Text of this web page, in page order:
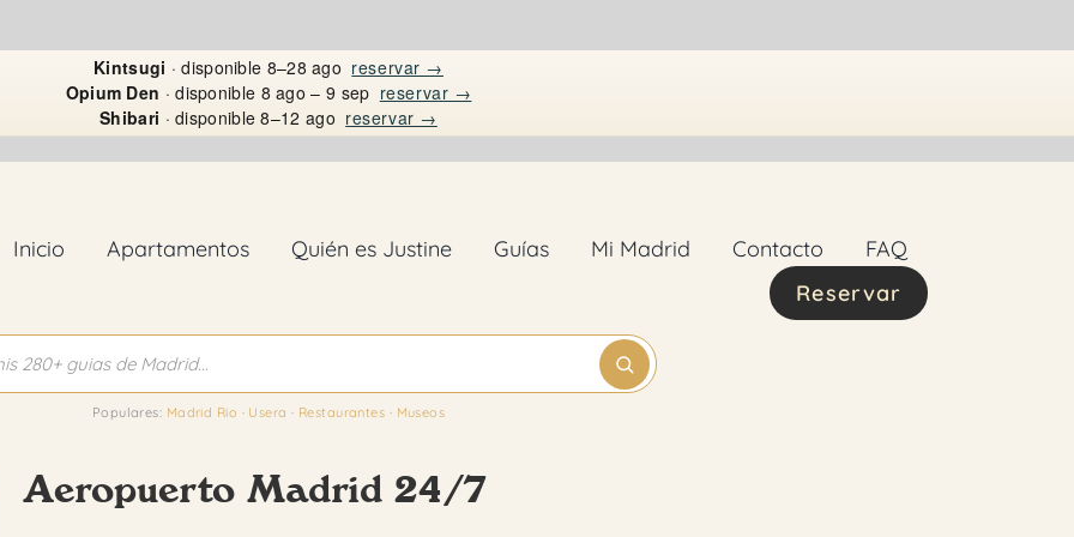
Kintsugi · disponible 8–28 ago reservar →
Opium Den · disponible 8 ago – 9 sep reservar →
Shibari · disponible 8–12 ago reservar →
Inicio Apartamentos Quién es Justine Guías Mi Madrid Contacto
FAQ
Reservar
Populares: Madrid Rio · Usera · Restaurantes · Museos
Aeropuerto Madrid 24/7